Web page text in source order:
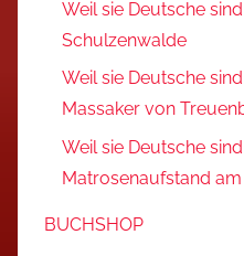
Weil sie Deutsche
Schulzenwalde
Weil sie Deutsche
Massaker von
Weil sie Deutsche
Matrosenaufstand am
BUCHSHOP